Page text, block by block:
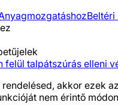
Beltéri
felül talpátszúrás elleni
akkor ezek
nem érintő